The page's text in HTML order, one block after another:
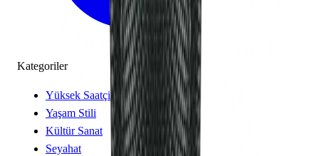
Kategoriler
Yüksek Saatçilik
Yaşam Stili
Kültür Sanat
Seyahat